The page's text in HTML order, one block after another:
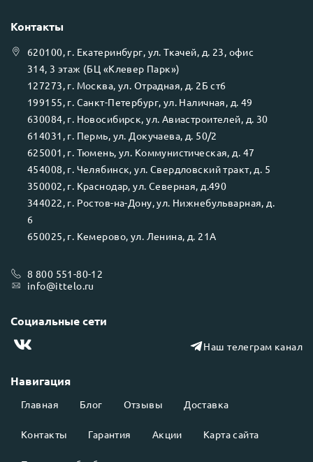
Навигация
Главная Блог Отзывы Доставка
Контакты Гарантия Акции Карта сайта
Контакты
620100, г. Екатеринбург, ул.Ткачей, д. 23, офис
314, 3 этаж (БЦ «Клевер Парк»)
127273, г. Москва, ул. Отрадная, д. 2Б ст6
199155, г. Санкт-Петербург, ул. Наличная, д. 49
630084, г. Новосибирск, ул. Авиастроителей, д. 30
614031 , г. Пермь, ул. Докучаева, д. 50/2
625001 , г. Тюмень, ул. Коммунистическая, д. 47
454008, г. Челябинск, ул. Свердловский тракт, д. 5
350002, г. Краснодар, ул. Северная, д.490
344022, г. Ростов-на-Дону, ул. Нижнебульварная, д.
6
650025, г. Кемерово, ул. Ленина, д. 21А
8 800 551-80-12
info@ittelo.ru
Социальные сети
Наш телеграм канал